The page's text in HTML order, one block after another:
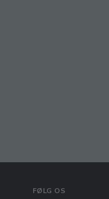
FØLG OS